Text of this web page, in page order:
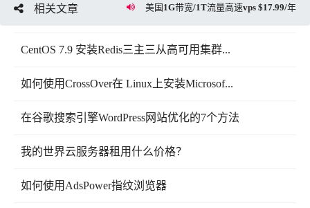
相关文章 美国1G带宽/1T流量高速vps $17.99/年
CentOS 7.9 安装Redis三主三从高可用集群...
如何使用CrossOver在 Linux上安装Microsof...
在谷歌搜索引擎WordPress网站优化的7个方法
我的世界云服务器租用什么价格？
如何使用AdsPower指纹浏览器